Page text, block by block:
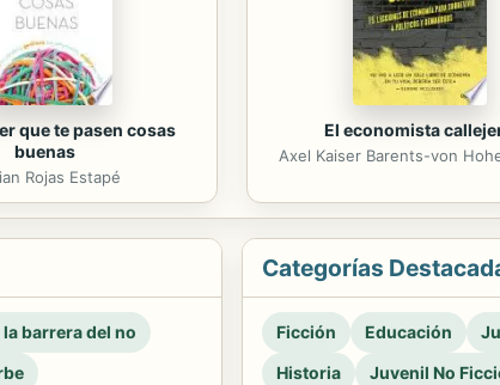
que te pasen cosas
buenas
Rojas Estapé
El economista
Axel Kaiser Barents-von
barrera del no
Categorías
Ficción Educación
Historia
Juvenil No